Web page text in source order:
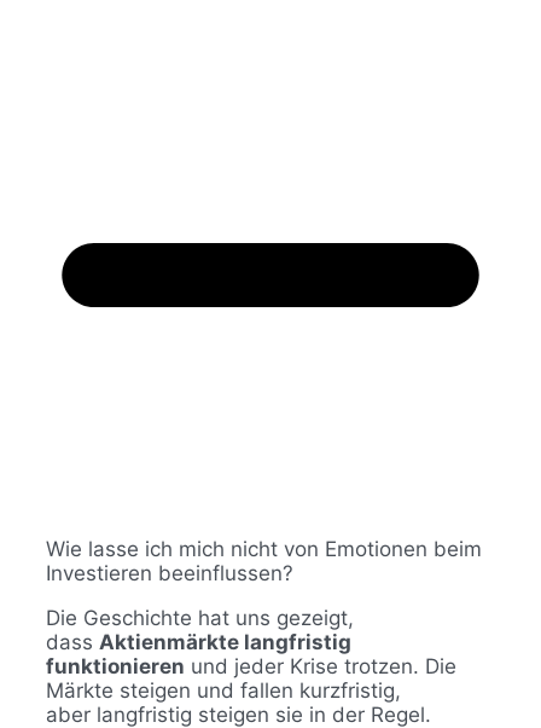
Wie lasse ich mich nicht von Emotionen beim
Investieren beeinflussen?
Die Geschichte hat uns gezeigt,
dass Aktienmärkte langfristig
funktionieren und jeder Krise trotzen. Die
Märkte steigen und fallen kurzfristig,
aber langfristig steigen sie in der Regel.